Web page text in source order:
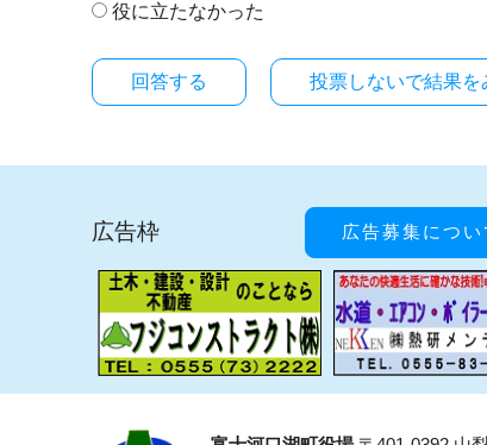
役に立たなかった
投票しないで結果を
広告枠 広告募集につい